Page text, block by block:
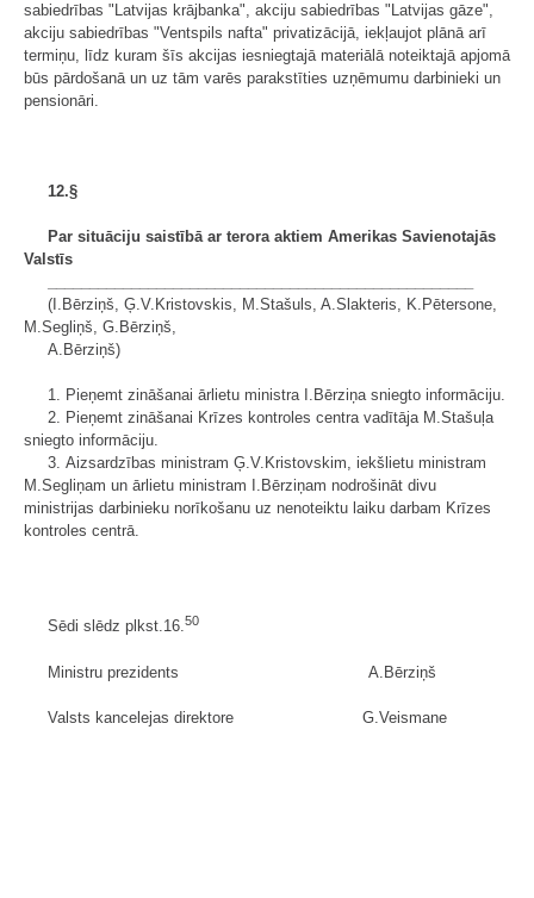
sabiedrības "Latvijas krājbanka", akciju sabiedrības "Latvijas gāze",
akciju sabiedrības "Ventspils nafta" privatizācijā, iekļaujot plānā arī
termiņu, līdz kuram šīs akcijas iesniegtajā materiālā noteiktajā apjomā
būs pārdošanā un uz tām varēs parakstīties uzņēmumu darbinieki un
pensionāri.
12.§
Par situāciju saistībā ar terora aktiem Amerikas Savienotajās
Valstīs
(I.Bērziņš, Ģ.V.Kristovskis, M.Stašuls, A.Slakteris, K.Pētersone,
M.Segliņš, G.Bērziņš,
A.Bērziņš)
1. Pieņemt zināšanai ārlietu ministra I.Bērziņa sniegto informāciju.
2. Pieņemt zināšanai Krīzes kontroles centra vadītāja M.Stašuļa
sniegto informāciju.
3. Aizsardzības ministram Ģ.V.Kristovskim, iekšlietu ministram
M.Segliņam un ārlietu ministram I.Bērziņam nodrošināt divu
ministrijas darbinieku norīkošanu uz nenoteiktu laiku darbam Krīzes
kontroles centrā.
Sēdi slēdz plkst.16.50
Ministru prezidents A.Bērziņš
Valsts kancelejas direktore G.Veismane